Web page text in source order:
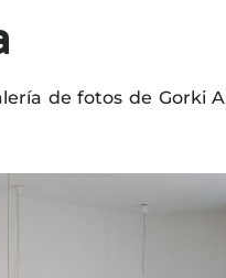
de fotos de Gorki